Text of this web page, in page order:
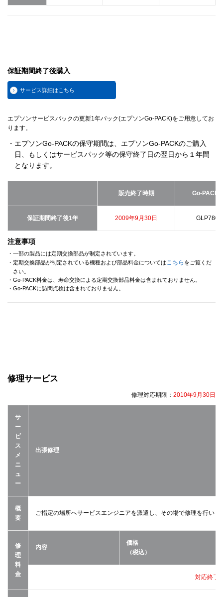
保証期間終了後購入
サービス詳細はこちら
エプソンサービスパックの更新1年パック(エプソンGo-PACK)をご用意してお
ります。
・エプソンGo-PACKの保守期間は、エプソンGo-PACKのご購入
日、もしくはサービスパック等の保守終了日の翌日から１年間
となります。
販売終了時期 Go-PACK
保証期間終了後1年 2009年9月30日
注意事項
・一部の製品には定期交換部品が制定されています。
・定期交換部品が制定されている機種および部品料金についてはこちら をご覧くだ
さい。
・Go-PACK料金は、寿命交換による定期交換部品料金は含まれておりません。
・Go-PACKに訪問点検は含まれておりません。
修理サービス
修理対応期限： 2010年9月30日
サ
ー
ビ
ス
メ
ニ
ュ
ー
出張修理
概
要
ご指定の場所へサービスエンジニアを派遣し、その場で修理を行いま
修
理
料
金
内容
価格
（税込）
対応終了